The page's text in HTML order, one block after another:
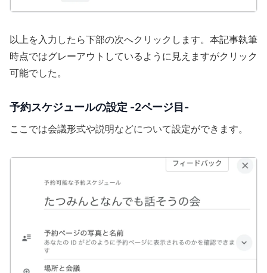
以上を入力したら下部の次へクリックします。本記事執筆
時点ではグレーアウトしているように見えますがクリック
可能でした。
予約スケジュールの設定 -2ページ目-
ここでは会議形式や説明などについて設定ができます。